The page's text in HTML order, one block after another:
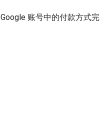
账号中的付款方式完